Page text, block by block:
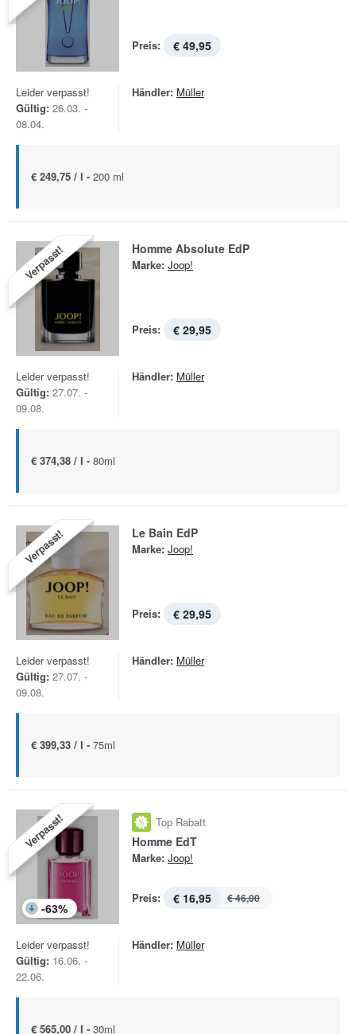
Preis: € 49,95
Leider verpasst!
Gültig: 26.03. -
08.04.
Händler: Müller
€ 249,75 / l - 200 ml
Verpasst! Homme Absolute EdP
Marke: Joop!
Preis: € 29,95
Leider verpasst!
Gültig: 27.07. -
09.08.
Händler: Müller
€ 374,38 / l - 80ml
Verpasst! Le Bain EdP
Marke: Joop!
Preis: € 29,95
Leider verpasst!
Gültig: 27.07. -
09.08.
Händler: Müller
€ 399,33 / l - 75ml
Verpasst!
-63%
Top Rabatt
Homme EdT
Marke: Joop!
Preis: € 16,95 € 46,00
Leider verpasst!
Gültig: 16.06. -
22.06.
Händler: Müller
€ 565,00 / l - 30ml